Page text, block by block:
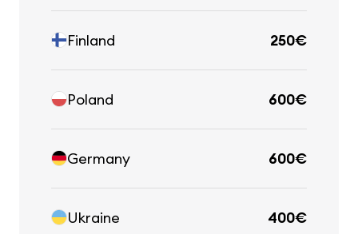
Finland 250€
Poland 600€
Germany 600€
Ukraine 400€